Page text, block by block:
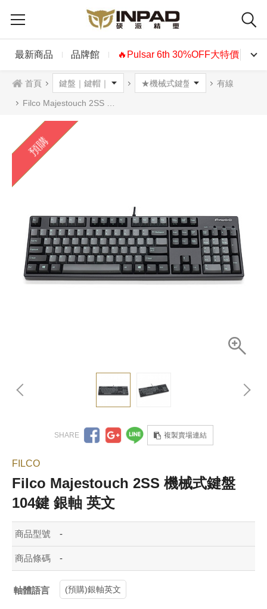
最新商品 品牌館 🔥Pulsar 6th 30%OFF大特價🔥
首頁 有線
Filco Majestouch 2SS 機械式鍵盤104鍵 銀軸 英文
預購
複製賣場連結
FILCO
Filco Majestouch 2SS 機械式鍵盤
104鍵 銀軸 英文
商品型號 -
商品條碼 -
軸體語言 (預購)銀軸英文